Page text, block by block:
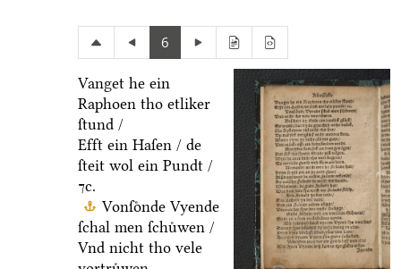
6
Vanget he ein
Raphoen tho etliker
ſtund /
Efft ein Haſen / de
ſteit wol ein Pundt /
⁊c.
Vonſoͤnde Vyende
ſchal men ſchuͤwen /
Vnd nicht tho vele